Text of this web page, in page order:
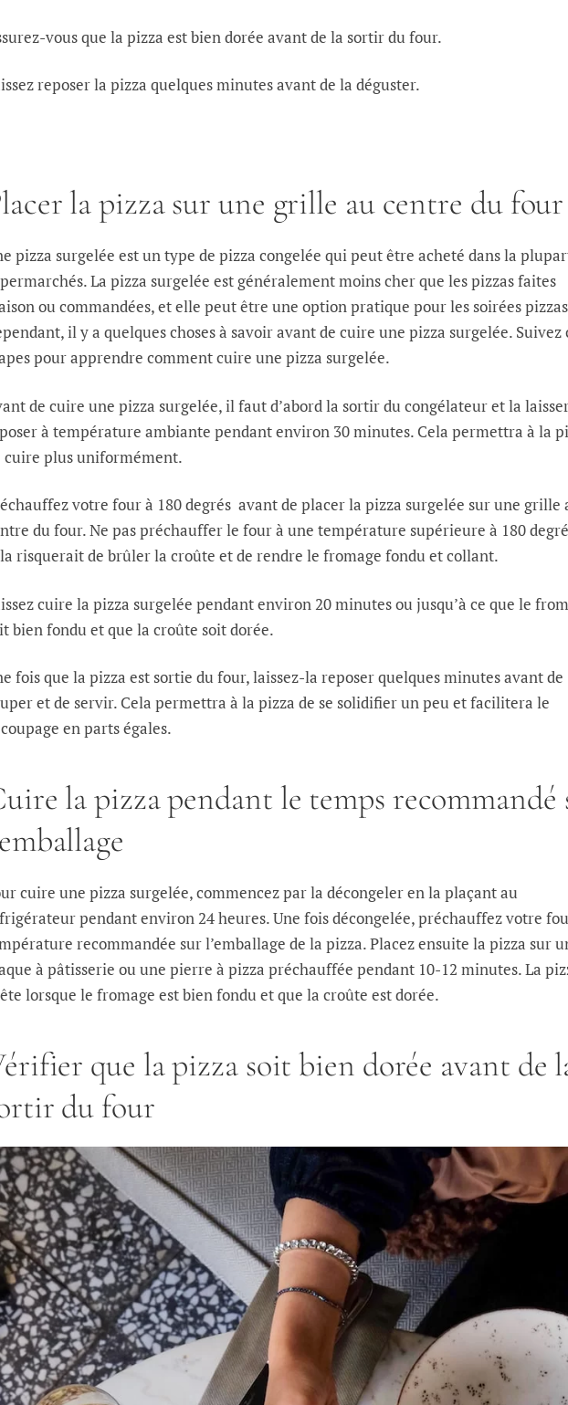
vous que la pizza est bien dorée avant de la sortir du four.
reposer la pizza quelques minutes avant de la déguster.
la pizza sur une grille au centre du four
pizza surgelée est un type de pizza congelée qui peut être acheté dans la
La pizza surgelée est généralement moins cher que les pizzas faites
ou commandées, et elle peut être une option pratique pour les soirées
il y a quelques choses à savoir avant de cuire une pizza surgelée. Suivez
pour apprendre comment cuire une pizza surgelée.
de cuire une pizza surgelée, il faut d’abord la sortir du congélateur et la
à température ambiante pendant environ 30 minutes. Cela permettra à la
cuire plus uniformément.
votre four à 180 degrés avant de placer la pizza surgelée sur une grille
du four. Ne pas préchauffer le four à une température supérieure à 180
risquerait de brûler la croûte et de rendre le fromage fondu et collant.
cuire la pizza surgelée pendant environ 20 minutes ou jusqu’à ce que le
bien fondu et que la croûte soit dorée.
fois que la pizza est sortie du four, laissez-la reposer quelques minutes avant de
et de servir. Cela permettra à la pizza de se solidifier un peu et facilitera le
en parts égales.
la pizza pendant le temps recommandé
cuire une pizza surgelée, commencez par la décongeler en la plaçant au
pendant environ 24 heures. Une fois décongelée, préchauffez votre
recommandée sur l’emballage de la pizza. Placez ensuite la pizza sur
à pâtisserie ou une pierre à pizza préchauffée pendant 10-12 minutes. La
lorsque le fromage est bien fondu et que la croûte est dorée.
que la pizza soit bien dorée avant de
du four